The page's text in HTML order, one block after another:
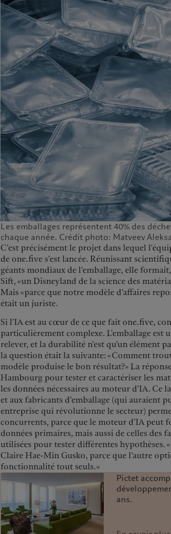
Les emballages représentent 40% des
chaque année. Crédit photo: Matveev
C’est précisément le projet dans lequel
de one.five s’est lancée. Réunissant
géants mondiaux de l’emballage, elle
Sift, «un Disneyland de la science des
Mais «parce que notre modèle d’affaires
était un juriste.
Si l’IA est au cœur de ce que fait one.five,
particulièrement complexe. L’emballage
relever, et la durabilité n’est qu’un élément
la question était la suivante: «Comment
modèle produise le bon résultat?» La
Hambourg pour tester et caractériser les
les données nécessaires au moteur d’IA.
et aux fabricants d’emballage (qui auraient
entreprise qui révolutionne le secteur)
concurrents, parce que le moteur d’IA
données primaires, mais aussi de celles des
utilisées pour tester différentes hypothèses.
Claire Hae-Min Gusko, parce que l’autre
fonctionnalité tout seuls.»
Pictet
ans.